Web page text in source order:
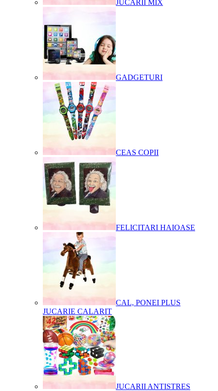
JUCARII MIX
GADGETURI
CEAS COPII
FELICITARI HAIOASE
CAL, PONEI PLUS
JUCARIE CALARIT
JUCARII ANTISTRES